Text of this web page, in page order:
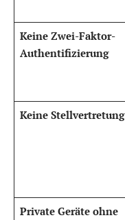
Keine Zwei-Faktor-
Authentifizierung
Keine Stellvertretung
Private Geräte ohne